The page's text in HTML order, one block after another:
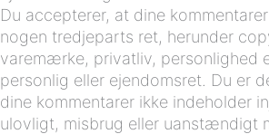
Du accepterer, at dine
nogen tredjeparts ret, herunder
varemærke, privatliv, personlighed
personlig eller ejendomsret. Du er
dine kommentarer ikke indeholder
ulovligt, misbrug eller uanstændigt